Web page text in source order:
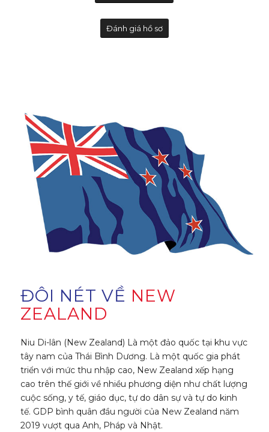
Đánh giá hồ sơ
ĐÔI NÉT VỀ NEW
ZEALAND
Niu Di-lân (New Zealand) Là một đảo quốc tại khu vực
tây nam của Thái Bình Dương. Là một quốc gia phát
triển với mức thu nhập cao, New Zealand xếp hạng
cao trên thế giới về nhiều phương diện như chất lượng
cuộc sống, y tế, giáo dục, tự do dân sự và tự do kinh
tế. GDP bình quân đầu người của New Zealand năm
2019 vượt qua Anh, Pháp và Nhật.